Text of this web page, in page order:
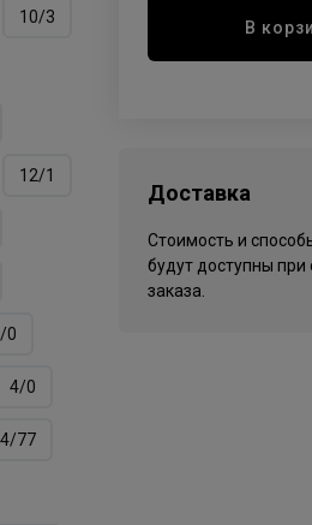
10/3
12/1
0
4/0
4/77
В
Доставка
Стоимость и
будут доступны
заказа.